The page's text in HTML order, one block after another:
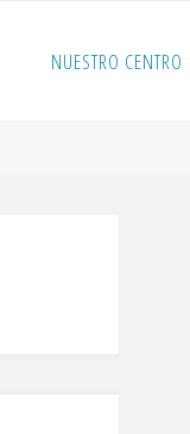
NUESTRO CENTRO